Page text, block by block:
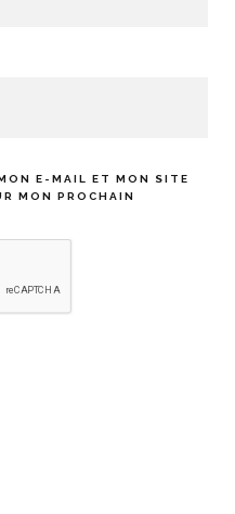
E-MAIL ET MON SITE
MON PROCHAIN